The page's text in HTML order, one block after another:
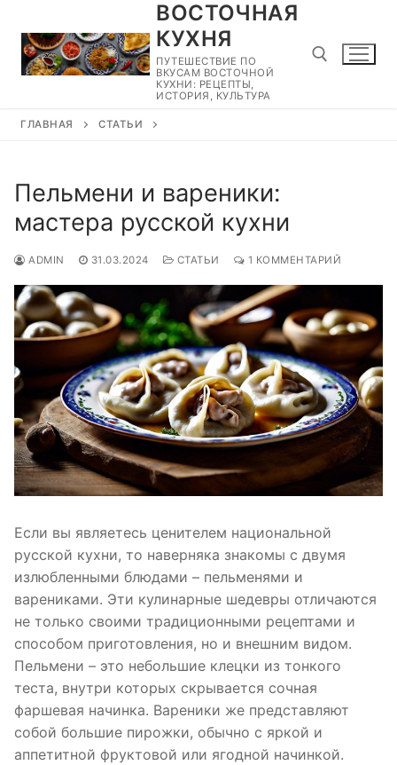
содержимому
ВОСТОЧНАЯ
КУХНЯ
ПУТЕШЕСТВИЕ ПО
ВКУСАМ ВОСТОЧНОЙ
КУХНИ: РЕЦЕПТЫ,
ИСТОРИЯ, КУЛЬТУРА
ГЛАВНАЯ СТАТЬИ
Пельмени и вареники:
мастера русской кухни
ADMIN 31.03.2024 СТАТЬИ 1 КОММЕНТАРИЙ
Если вы являетесь ценителем национальной
русской кухни, то наверняка знакомы с двумя
излюбленными блюдами – пельменями и
варениками. Эти кулинарные шедевры отличаются
не только своими традиционными рецептами и
способом приготовления, но и внешним видом.
Пельмени – это небольшие клецки из тонкого
теста, внутри которых скрывается сочная
фаршевая начинка. Вареники же представляют
собой большие пирожки, обычно с яркой и
аппетитной фруктовой или ягодной начинкой.